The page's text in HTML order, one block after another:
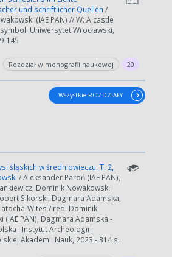
do przetworzenia generowanie pliku
może się wydłużyć.
und schriftlicher Quellen /
(IAE PAN) // W: A castle
Uniwersytet Wrocławski,
145
Rozdział w monografii naukowej 20
Wszystkie ROZDZIAŁY
śląskich w średniowieczu. T. 2,
/ Aleksander Paroń (IAE PAN),
Dominik Nowakowski
Sikorski, Dagmara Adamska,
Wites / red. Dominik
(IAE PAN), Dagmara Adamska -
: Instytut Archeologii i
Akademii Nauk, 2023 - 314 s.